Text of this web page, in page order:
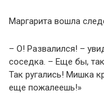
Маргарита вошла
– О! Развалился! –
соседка. – Еще бы, так
Так ругались! Мишка
еще пожалеешь!»